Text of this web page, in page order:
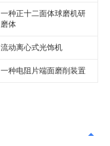
一种正十二面体球磨机研
磨体
流动离心式光饰机
一种电阻片端面磨削装置